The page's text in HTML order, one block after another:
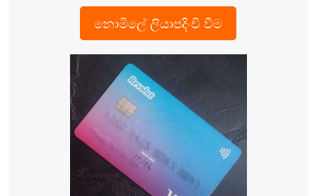
නොමිලේ ලියාපදිංචි වීම